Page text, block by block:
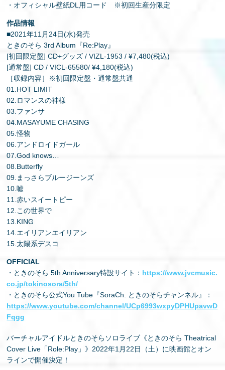
・オフィシャル壁紙DL用コード ※初回生産分限定
作品情報
■2021年11月24日(水)発売
ときのそら 3rd Album『Re:Play』
[初回限定盤] CD+グッズ / VIZL-1953 / ¥7,480(税込)
[通常盤] CD / VICL-65580/ ¥4,180(税込)
［収録内容］※初回限定盤・通常盤共通
01.HOT LIMIT
02.ロマンスの神様
03.ファンサ
04.MASAYUME CHASING
05.怪物
06.アンドロイドガール
07.God knows…
08.Butterfly
09.まっさらブルージーンズ
10.嘘
11.赤いスイートピー
12.この世界で
13.KING
14.エイリアンエイリアン
15.太陽系デスコ
OFFICIAL
・ときのそら 5th Anniversary特設サイト： https://www.jvcmusic.
co.jp/tokinosora/5th/
・ときのそら公式You Tube『SoraCh. ときのそらチャンネル』：
https://www.youtube.com/channel/UCp6993wxpyDPHUpavwD
Fqgg
バーチャルアイドルときのそらソロライブ《ときのそら Theatrical
Cover Live「Role:Play」》2022年1月22日（土）に映画館とオン
ラインで開催決定！